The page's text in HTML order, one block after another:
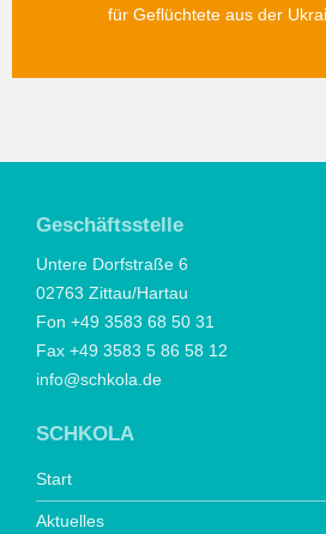
für Geflüchtete aus der
Geschäftsstelle
Untere Dorfstraße 6
02763 Zittau/Hartau
Fon +49 3583 68 50 31
Fax +49 3583 5 86 58 12
info@schkola.de
SCHKOLA
Start
Aktuelles